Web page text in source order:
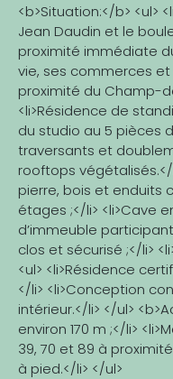
<b>Situation:</b> <ul>
Jean Daudin et le
proximité immédiate
vie, ses commerces et
proximité du Champ-
<li>Résidence de
du studio au 5 pièces
traversants et
rooftops végétalisés.</
pierre, bois et enduits
étages ;</li> <li>Cave
d’immeuble participant
clos et sécurisé ;</li>
<ul> <li>Résidence
</li> <li>Conception
intérieur.</li> </ul>
environ 170 m ;</li>
39, 70 et 89 à
à pied.</li> </ul>